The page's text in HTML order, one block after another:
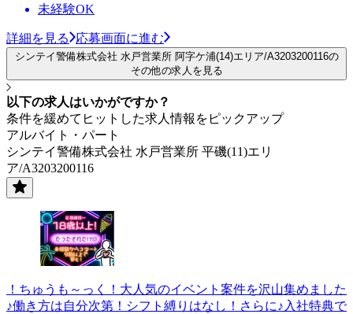
未経験OK
詳細を見る 応募画面に進む
シンテイ警備株式会社 水戸営業所 阿字ケ浦(14)エリア/A3203200116の
その他の求人を見る
以下の求人はいかがですか？
条件を緩めてヒットした求人情報をピックアップ
アルバイト・パート
シンテイ警備株式会社 水戸営業所 平磯(11)エリ
ア/A3203200116
！ちゅうも～っく！大人気のイベント案件を沢山集めました
♪働き方は自分次第！シフト縛りはなし！さらに♪入社特典で